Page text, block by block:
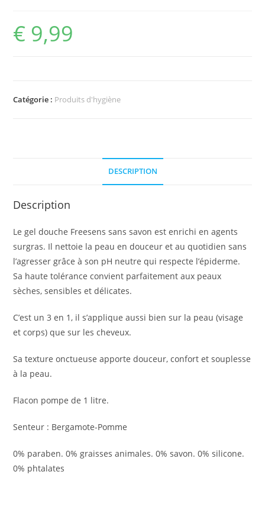
€ 9,99
Catégorie : Produits d'hygiène
DESCRIPTION
Description
Le gel douche Freesens sans savon est enrichi en agents
surgras. Il nettoie la peau en douceur et au quotidien sans
l’agresser grâce à son pH neutre qui respecte l’épiderme.
Sa haute tolérance convient parfaitement aux peaux
sèches, sensibles et délicates.
C’est un 3 en 1, il s’applique aussi bien sur la peau (visage
et corps) que sur les cheveux.
Sa texture onctueuse apporte douceur, confort et souplesse
à la peau.
Flacon pompe de 1 litre.
Senteur : Bergamote-Pomme
0% paraben. 0% graisses animales. 0% savon. 0% silicone.
0% phtalates